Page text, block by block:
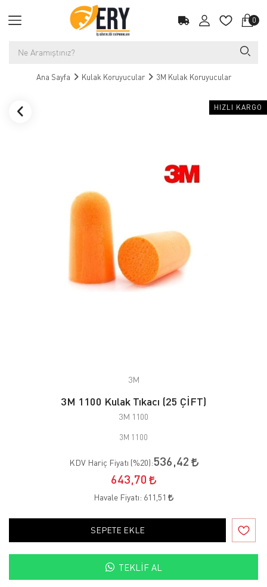
0
Ana Sayfa Kulak Koruyucular 3M Kulak Koruyucular
HIZLI KARGO
3M
3M 1100 Kulak Tıkacı (25 ÇİFT)
3M 1100
3M 1100
KDV Hariç Fiyatı (%20):536,42
643,70
Havale Fiyatı: 611,51
SEPETE EKLE
TEKLIF AL